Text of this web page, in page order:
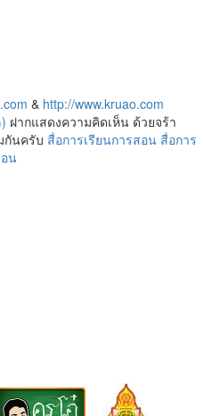
& http://www.kruao.com
ฝากแสดงความคิดเห็น ด้วยจร้า
กันครับ สื่อการเรียนการสอน สื่อการ
น